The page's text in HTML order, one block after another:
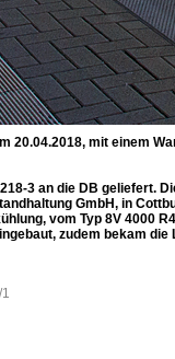
20.04.2018, mit einem
3 an die DB geliefert.
GmbH, in
vom Typ 8V 4000
zudem bekam